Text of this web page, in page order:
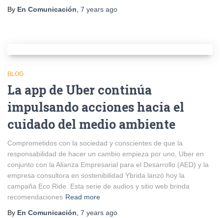
By En Comunicación, 7 years ago
BLOG
La app de Uber continúa
impulsando acciones hacia el
cuidado del medio ambiente
Comprometidos con la sociedad y conscientes de que la
responsabilidad de hacer un cambio empieza por uno, Uber en
conjunto con la Alianza Empresarial para el Desarrollo (AED) y la
empresa consultora en sostenibilidad Ybrida lanzó hoy la
campaña Eco Ride. Esta serie de audios y sitio web brinda
recomendaciones Read more
By En Comunicación, 7 years ago